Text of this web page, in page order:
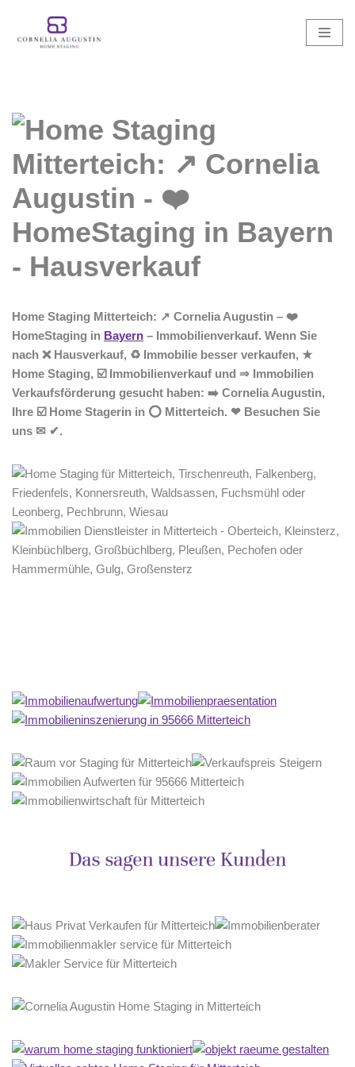
Zum
Home Staging Mitterteich: ↗️ Cornelia Augustin – ❤️
HomeStaging in Bayern – Immobilienverkauf. Wenn Sie
nach ❌ Hausverkauf, ♻ Immobilie besser verkaufen, ★
Home Staging, ☑️ Immobilienverkauf und ⇒ Immobilien
Verkaufsförderung gesucht haben: ➡️ Cornelia Augustin,
Ihre ☑️ Home Stagerin in ⭕ Mitterteich. ❤ Besuchen Sie
uns ✉ ✔.